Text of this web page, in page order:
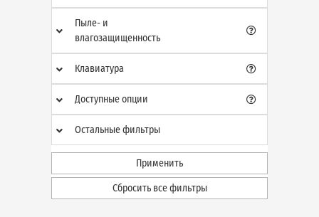
Пыле- и
влагозащищенность
Клавиатура
Доступные опции
Остальные фильтры
Применить
Сбросить все фильтры